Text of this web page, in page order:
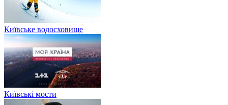
Київське водосховище
Київські мости